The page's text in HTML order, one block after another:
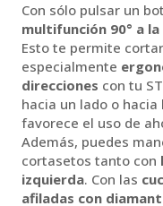
Con sólo pulsar un
multifunción 90° a
Esto te permite
especialmente
direcciones con tu
hacia un lado o
favorece el uso de
Además, puedes
cortasetos tanto con
izquierda. Con las
afiladas con